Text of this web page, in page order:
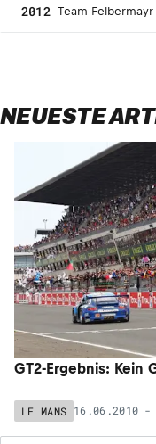
2012 Team
NEUESTE
GT2-Ergebnis: Kein
LE MANS 16.06.2010 -